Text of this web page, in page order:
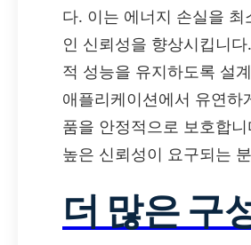
다. 이는 에너지 손실을
인 신뢰성을 향상시킵니
적 성능을 유지하도록 설
애플리케이션에서 유연
품을 안정적으로 보호합
높은 신뢰성이 요구되는
더 많은 구